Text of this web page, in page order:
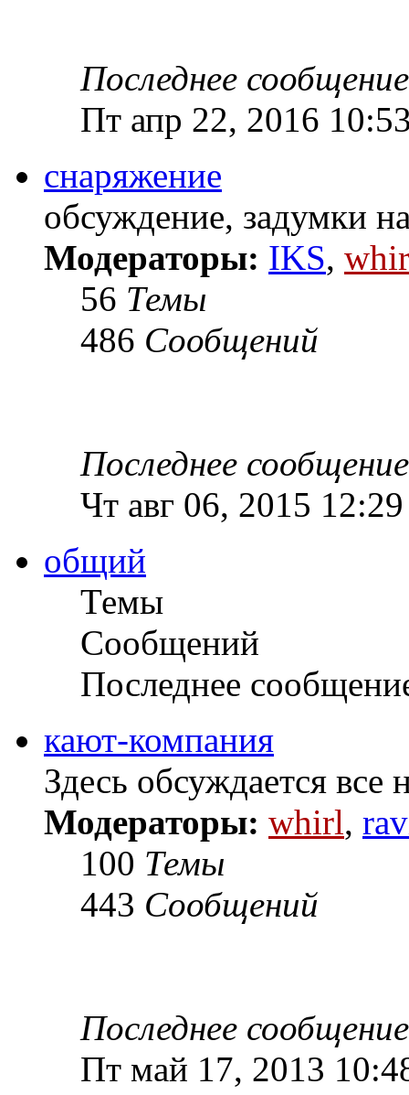
Последнее сообщение
Пт апр 22, 2016
снаряжение
обсуждение, задумки
Модераторы: IKS,
56 Темы
486 Сообщений
Последнее сообщение
Чт авг 06, 2015
общий
Темы
Сообщений
Последнее
кают-компания
Здесь обсуждается все
Модераторы: whirl,
100 Темы
443 Сообщений
Последнее сообщение
Пт май 17, 2013